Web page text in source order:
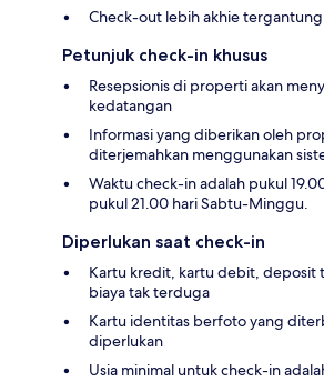
Check-out lebih akhie
Petunjuk check-in khusus
Resepsionis di properti akan
kedatangan
Informasi yang diberikan oleh
diterjemahkan menggunakan
Waktu check-in adalah pukul
pukul 21.00 hari Sabtu-Minggu.
Diperlukan saat check-in
Kartu kredit, kartu debit, deposit
biaya tak terduga
Kartu identitas berfoto yang
diperlukan
Usia minimal untuk check-in